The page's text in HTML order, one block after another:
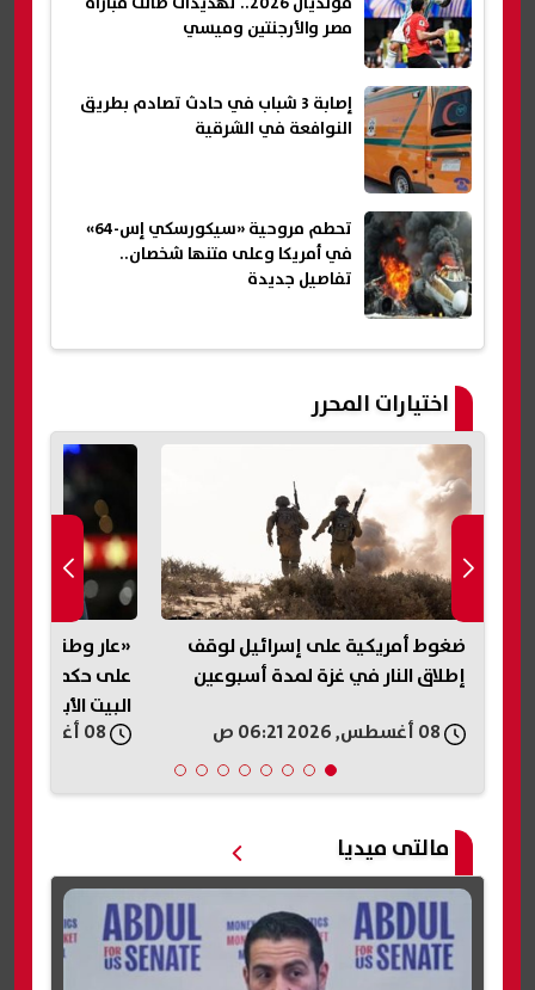
مصر والأرجنتين وميسي
إصابة 3 شباب في حادث تصادم بطريق
النوافعة في الشرقية
تحطم مروحية «سيكورسكي إس-64»
في أمريكا وعلى متنها شخصان..
تفاصيل جديدة
اختيارات المحرر
ضغوط أمريكية على إسرائيل لوقف
إطلاق النار في غزة لمدة أسبوعين
«عار وطني»..
على حكم وقف
البيت الأبيض
مالتى ميديا